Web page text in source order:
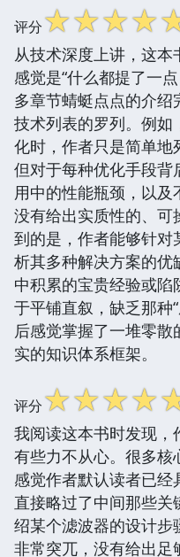
评分☆☆☆☆
从技术深度上讲，这
感觉是“什么都提了一
多章节蜻蜓点点的介
技术列表的罗列。例
化时，作者只是简单地
但对于每种优化手段
用中的性能瓶颈，以
没有给出实质性的、
到的是，作者能够针对
析其多种解决方案的
中积累的宝贵经验或
于平铺直叙，缺乏那种
后感觉掌握了一堆零
实的知识体系框架。
评分☆☆☆☆
我阅读这本书时发现
有些力不从心。很多核
感觉作者默认读者已经
直接略过了中间那些
绍某个滤波器的设计
非常突兀，没有给出